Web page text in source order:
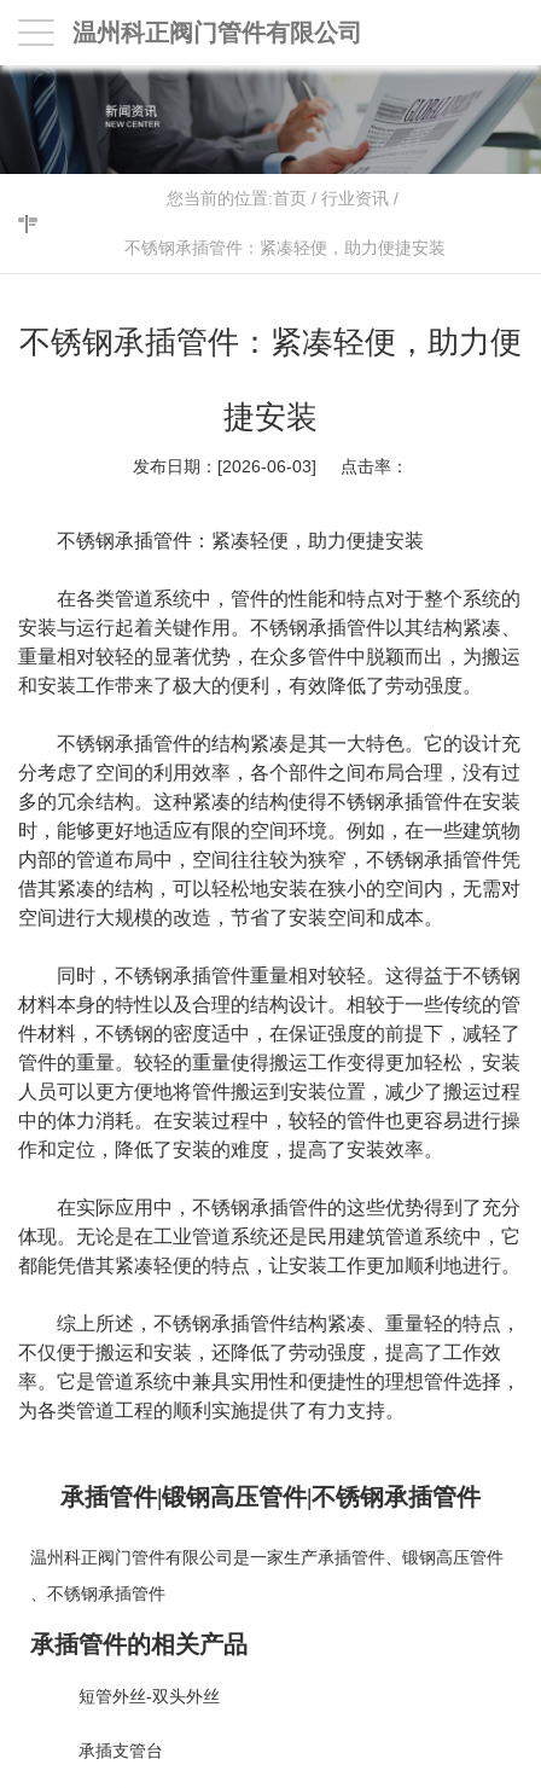
温州科正阀门管件有限公司
您当前的位置:首页/ 行业资讯/
不锈钢承插管件：紧凑轻便，助力便捷安装
不锈钢承插管件：紧凑轻便，助力便
捷安装
发布日期：[2026-06-03] 点击率：
不锈钢承插管件：紧凑轻便，助力便捷安装
在各类管道系统中，管件的性能和特点对于整个系统的
安装与运行起着关键作用。不锈钢承插管件以其结构紧凑、
重量相对较轻的显著优势，在众多管件中脱颖而出，为搬运
和安装工作带来了极大的便利，有效降低了劳动强度。
不锈钢承插管件的结构紧凑是其一大特色。它的设计充
分考虑了空间的利用效率，各个部件之间布局合理，没有过
多的冗余结构。这种紧凑的结构使得不锈钢承插管件在安装
时，能够更好地适应有限的空间环境。例如，在一些建筑物
内部的管道布局中，空间往往较为狭窄，不锈钢承插管件凭
借其紧凑的结构，可以轻松地安装在狭小的空间内，无需对
空间进行大规模的改造，节省了安装空间和成本。
同时，不锈钢承插管件重量相对较轻。这得益于不锈钢
材料本身的特性以及合理的结构设计。相较于一些传统的管
件材料，不锈钢的密度适中，在保证强度的前提下，减轻了
管件的重量。较轻的重量使得搬运工作变得更加轻松，安装
人员可以更方便地将管件搬运到安装位置，减少了搬运过程
中的体力消耗。在安装过程中，较轻的管件也更容易进行操
作和定位，降低了安装的难度，提高了安装效率。
在实际应用中，不锈钢承插管件的这些优势得到了充分
体现。无论是在工业管道系统还是民用建筑管道系统中，它
都能凭借其紧凑轻便的特点，让安装工作更加顺利地进行。
综上所述，不锈钢承插管件结构紧凑、重量轻的特点，
不仅便于搬运和安装，还降低了劳动强度，提高了工作效
率。它是管道系统中兼具实用性和便捷性的理想管件选择，
为各类管道工程的顺利实施提供了有力支持。
承插管件|锻钢高压管件|不锈钢承插管件
温州科正阀门管件有限公司是一家生产承插管件
锻钢高压管件
不锈钢承插管件
承插管件的相关产品
短管外丝-双头外丝
承插支管台